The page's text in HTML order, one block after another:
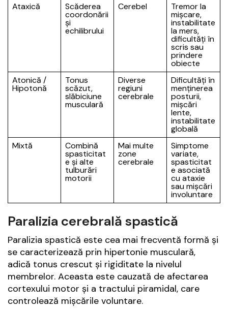
Ataxică
Scăderea
coordonării
și
echilibrului
Cerebel Tremor la
mișcare,
instabilitate
la mers,
dificultăți în
scris sau
prindere
obiecte
Atonică /
Hipotonă
Tonus
scăzut,
slăbiciune
musculară
Diverse
regiuni
cerebrale
Dificultăți în
menținerea
posturii,
mișcări
lente,
instabilitate
globală
Mixtă
Combină
spasticitat
e și alte
tulburări
motorii
Mai multe
zone
cerebrale
Simptome
variate,
spasticitat
e asociată
cu ataxie
sau mișcări
involuntare
Paralizia cerebrală spastică
Paralizia spastică este cea mai frecventă formă și
se caracterizează prin hipertonie musculară,
adică tonus crescut și rigiditate la nivelul
membrelor. Aceasta este cauzată de afectarea
cortexului motor și a tractului piramidal, care
controlează mișcările voluntare.